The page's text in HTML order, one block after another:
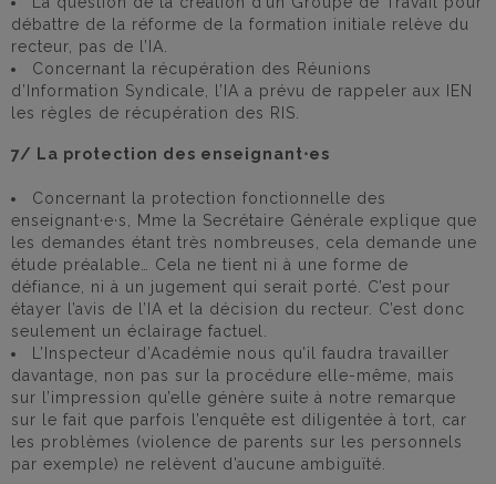
débattre de la réforme de la formation initiale relève du
recteur, pas de l’IA.
Concernant la récupération des Réunions
d’Information Syndicale, l’IA a prévu de rappeler aux IEN
les règles de récupération des RIS.
7/ La protection des enseignant⋅es
Concernant la protection fonctionnelle des
enseignant·e·s, Mme la Secrétaire Générale explique que
les demandes étant très nombreuses, cela demande une
étude préalable… Cela ne tient ni à une forme de
défiance, ni à un jugement qui serait porté. C’est pour
étayer l’avis de l’IA et la décision du recteur. C’est donc
seulement un éclairage factuel.
L’Inspecteur d’Académie nous qu’il faudra travailler
davantage, non pas sur la procédure elle-même, mais
sur l’impression qu’elle génère suite à notre remarque
sur le fait que parfois l’enquête est diligentée à tort, car
les problèmes (violence de parents sur les personnels
par exemple) ne relèvent d’aucune ambiguïté.